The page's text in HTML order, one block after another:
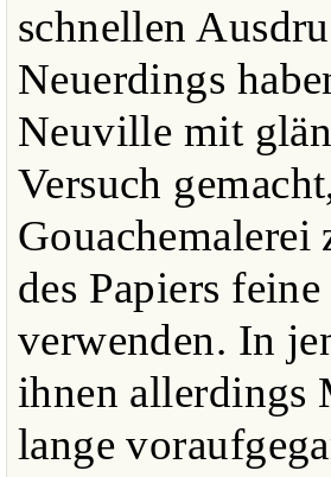
schnellen
Neuerdings
Neuville mit
Versuch
Gouachemalerei
des Papiers
verwenden. In
ihnen allerdings
lange